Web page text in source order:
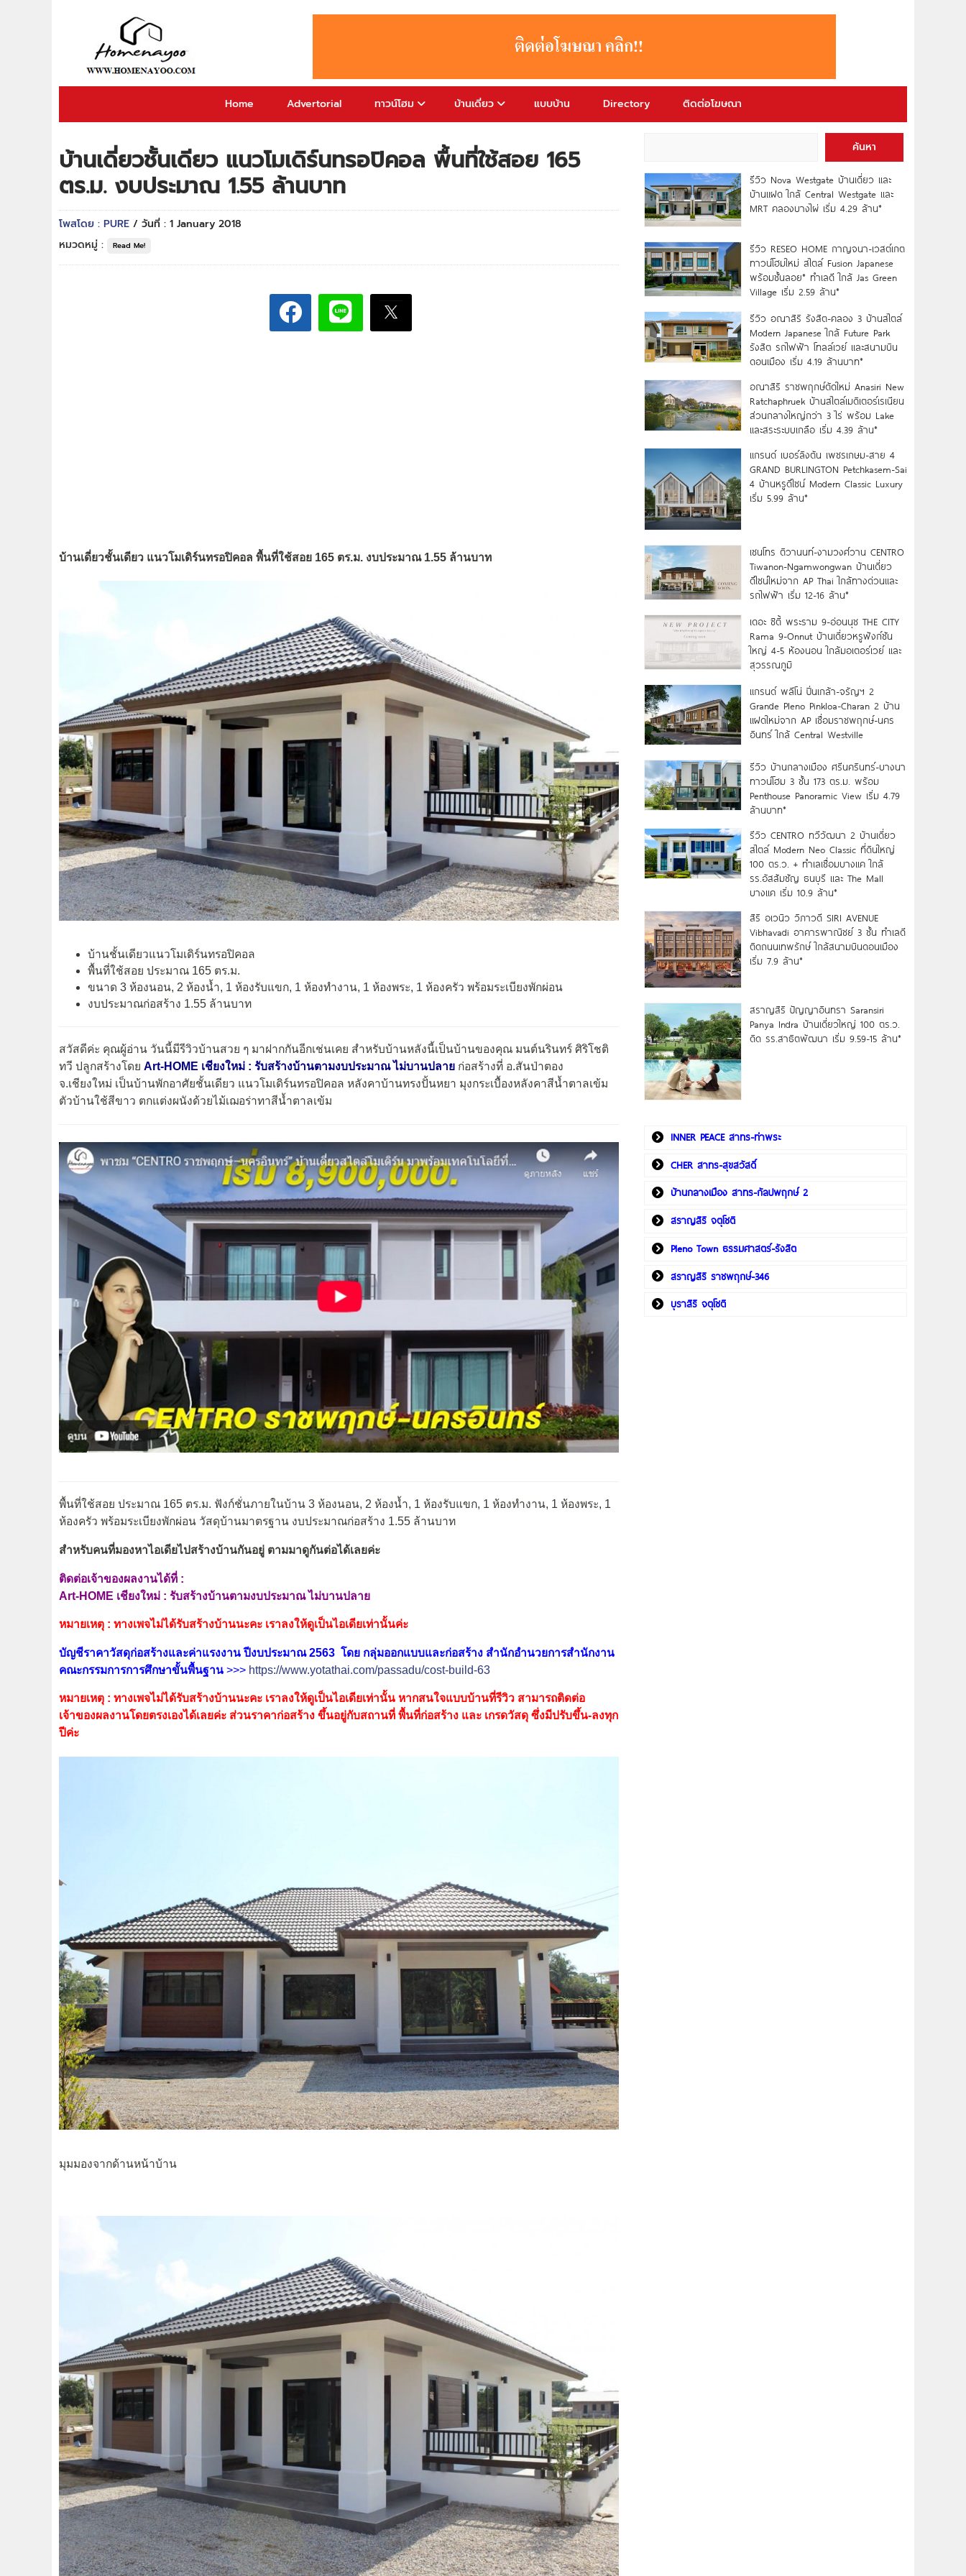
Home Advertorial ทาวน์โฮม บ้านเดี่ยว แบบบ้าน Directory ติดต่อโฆษณา
บ้านเดี่ยวชั้นเดียว แนวโมเดิร์นทรอปิคอล พื้นที่ใช้สอย 165
ตร.ม. งบประมาณ 1.55 ล้านบาท
โพสโดย : PURE / วันที่ : 1 January 2018
หมวดหมู่ :
Read Me!
บ้านเดี่ยวชั้นเดียว แนวโมเดิร์นทรอปิคอล พื้นที่ใช้สอย 165 ตร.ม. งบประมาณ 1.55 ล้านบาท
บ้านชั้นเดียวแนวโมเดิร์นทรอปิคอล
พื้นที่ใช้สอย ประมาณ 165 ตร.ม.
ขนาด 3 ห้องนอน, 2 ห้องน้ำ, 1 ห้องรับแขก, 1 ห้องทำงาน, 1 ห้องพระ, 1 ห้องครัว พร้อมระเบียงพักผ่อน
งบประมาณก่อสร้าง 1.55 ล้านบาท
สวัสดีค่ะ คุณผู้อ่าน วันนี้มีรีวิวบ้านสวย ๆ มาฝากกันอีกเช่นเคย สำหรับบ้านหลังนี้เป็นบ้านของคุณ มนต์นรินทร์ ศิริโชติ
ทวี ปลูกสร้างโดย Art-HOME เชียงใหม่ : รับสร้างบ้านตามงบประมาณ ไม่บานปลาย ก่อสร้างที่ อ.สันป่าตอง
จ.เชียงใหม่ เป็นบ้านพักอาศัยชั้นเดียว แนวโมเดิร์นทรอปิคอล หลังคาบ้านทรงปั้นหยา มุงกระเบื้องหลังคาสีน้ำตาลเข้ม
ตัวบ้านใช้สีขาว ตกแต่งผนังด้วยไม้เฌอร่าทาสีน้ำตาลเข้ม
พื้นที่ใช้สอย ประมาณ 165 ตร.ม. ฟังก์ชั่นภายในบ้าน 3 ห้องนอน, 2 ห้องน้ำ, 1 ห้องรับแขก, 1 ห้องทำงาน, 1 ห้องพระ, 1
ห้องครัว พร้อมระเบียงพักผ่อน วัสดุบ้านมาตรฐาน งบประมาณก่อสร้าง 1.55 ล้านบาท
สำหรับคนที่มองหาไอเดียไปสร้างบ้านกันอยู่ ตามมาดูกันต่อได้เลยค่ะ
ติดต่อเจ้าของผลงานได้ที่ :
Art-HOME เชียงใหม่ : รับสร้างบ้านตามงบประมาณ ไม่บานปลาย
หมายเหตุ : ทางเพจไม่ได้รับสร้างบ้านนะคะ เราลงให้ดูเป็นไอเดียเท่านั้นค่ะ
บัญชีราคาวัสดุก่อสร้างและค่าแรงงาน ปีงบประมาณ 2563 โดย ​กลุ่มออกแบบและก่อสร้าง สำนักอำนวยการสำนักงาน
คณะกรรมการการศึกษาขั้นพื้นฐาน >>> https://www.yotathai.com/passadu/cost-build-63
หมายเหตุ : ทางเพจไม่ได้รับสร้างบ้านนะคะ เราลงให้ดูเป็นไอเดียเท่านั้น หากสนใจแบบบ้านที่รีวิว สามารถติดต่อ
เจ้าของผลงานโดยตรงเองได้เลยค่ะ ส่วนราคาก่อสร้าง ขึ้นอยู่กับสถานที่ พื้นที่ก่อสร้าง และ เกรดวัสดุ ซึ่งมีปรับขึ้น-ลงทุก
ปีค่ะ
มุมมองจากด้านหน้าบ้าน
ค้นหา
รีวิว Nova Westgate บ้านเดี่ยว และ
บ้านแฝด ใกล้ Central Westgate และ
MRT คลองบางไผ่ เริ่ม 4.29 ล้าน*
รีวิว RESEO HOME กาญจนา-เวสต์เกต
ทาวน์โฮมใหม่ สไตล์ Fusion Japanese
พร้อมชั้นลอย* ทำเลดี ใกล้ Jas Green
Village เริ่ม 2.59 ล้าน*
รีวิว อณาสิริ รังสิต-คลอง 3 บ้านสไตล์
Modern Japanese ใกล้ Future Park
รังสิต รถไฟฟ้า โทลล์เวย์ และสนามบิน
ดอนเมือง เริ่ม 4.19 ล้านบาท*
อณาสิริ ราชพฤกษ์ตัดใหม่ Anasiri New
Ratchaphruek บ้านสไตล์เมดิเตอร์เรเนียน
ส่วนกลางใหญ่กว่า 3 ไร่ พร้อม Lake
และสระระบบเกลือ เริ่ม 4.39 ล้าน*
แกรนด์ เบอร์ลิงตัน เพชรเกษม-สาย 4
GRAND BURLINGTON Petchkasem-Sai
4 บ้านหรูดีไซน์ Modern Classic Luxury
เริ่ม 5.99 ล้าน*
เซนโทร ติวานนท์-งามวงศ์วาน CENTRO
Tiwanon-Ngamwongwan บ้านเดี่ยว
ดีไซน์ใหม่จาก AP Thai ใกล้ทางด่วนและ
รถไฟฟ้า เริ่ม 12-16 ล้าน*
เดอะ ซิตี้ พระราม 9-อ่อนนุช THE CITY
Rama 9-Onnut บ้านเดี่ยวหรูฟังก์ชัน
ใหญ่ 4-5 ห้องนอน ใกล้มอเตอร์เวย์ และ
สุวรรณภูมิ
แกรนด์ พลีโน่ ปิ่นเกล้า-จรัญฯ 2
Grande Pleno Pinkloa-Charan 2 บ้าน
แฝดใหม่จาก AP เชื่อมราชพฤกษ์-นคร
อินทร์ ใกล้ Central Westville
รีวิว บ้านกลางเมือง ศรีนครินทร์-บางนา
ทาวน์โฮม 3 ชั้น 173 ตร.ม. พร้อม
Penthouse Panoramic View เริ่ม 4.79
ล้านบาท*
รีวิว CENTRO ทวีวัฒนา 2 บ้านเดี่ยว
สไตล์ Modern Neo Classic ที่ดินใหญ่
100 ตร.ว. + ทำเลเชื่อมบางแค ใกล้
รร.อัสสัมชัญ ธนบุรี และ The Mall
บางแค เริ่ม 10.9 ล้าน*
สิริ อเวนิว วิภาวดี SIRI AVENUE
Vibhavadi อาคารพาณิชย์ 3 ชั้น ทำเลดี
ติดถนนเทพรักษ์ ใกล้สนามบินดอนเมือง
เริ่ม 7.9 ล้าน*
สราญสิริ ปัญญาอินทรา Saransiri
Panya Indra บ้านเดี่ยวใหญ่ 100 ตร.ว.
ดิด รร.สาธิตพัฒนา เริ่ม 9.59-15 ล้าน*
INNER PEACE สาทร-ท่าพระ
CHER สาทร-สุขสวัสดิ์
บ้านกลางเมือง สาทร-กัลปพฤกษ์ 2
สราญสิริ จตุโชติ
Pleno Town ธรรมศาสตร์-รังสิต
สราญสิริ ราชพฤกษ์-346
บุราสิริ จตุโชติ